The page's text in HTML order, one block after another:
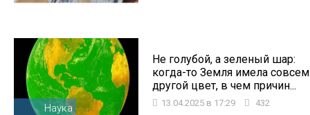
Наука
Не голубой, а зеленый шар:
когда-то Земля имела совсем
другой цвет, в чем причин...
13.04.2025 в 17:29 432